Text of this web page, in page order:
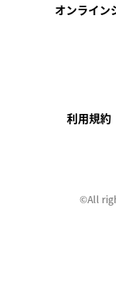
オンライン
利用規約
©︎All